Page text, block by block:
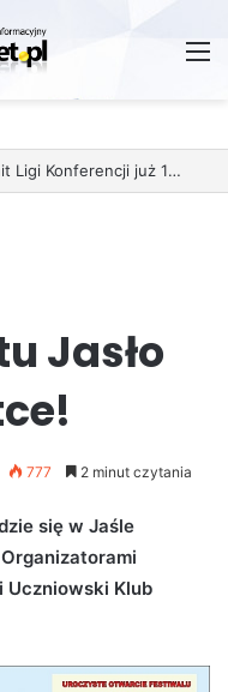
Jasło
777 2 minut czytania
się w Jaśle
Organizatorami
Uczniowski Klub